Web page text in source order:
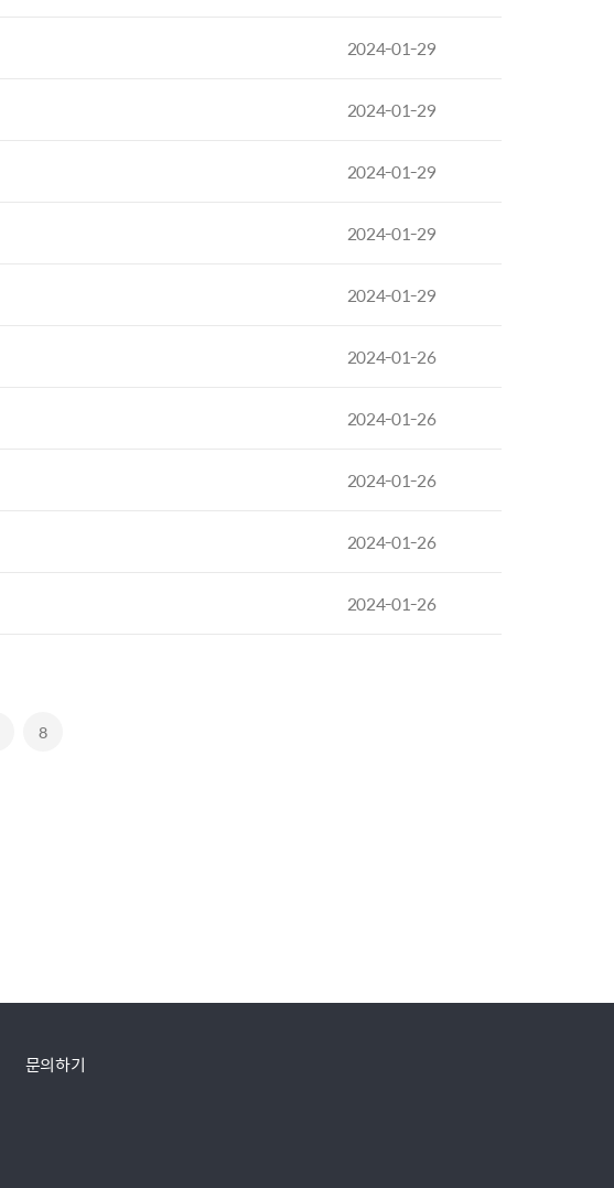
2024-01-29
2024-01-29
2024-01-29
2024-01-29
2024-01-29
2024-01-26
2024-01-26
2024-01-26
2024-01-26
2024-01-26
8
문의하기